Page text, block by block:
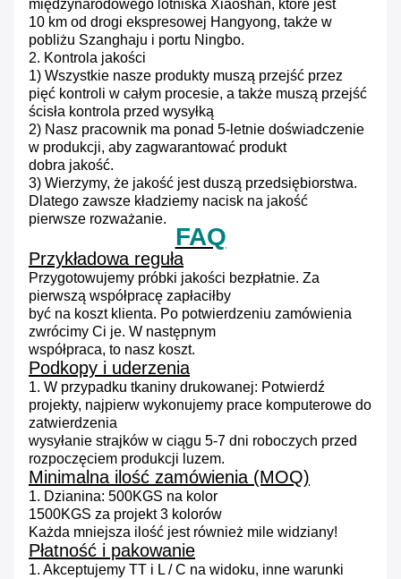
międzynarodowego lotniska Xiaoshan, które jest
10 km od drogi ekspresowej Hangyong, także w
pobliżu Szanghaju i portu Ningbo.
2. Kontrola jakości
1) Wszystkie nasze produkty muszą przejść przez
pięć kontroli w całym procesie, a także muszą przejść
ścisła kontrola przed wysyłką
2) Nasz pracownik ma ponad 5-letnie doświadczenie
w produkcji, aby zagwarantować produkt
dobra jakość.
3) Wierzymy, że jakość jest duszą przedsiębiorstwa.
Dlatego zawsze kładziemy nacisk na jakość
pierwsze rozważanie.
FAQ
Przykładowa reguła
Przygotowujemy próbki jakości bezpłatnie. Za
pierwszą współpracę zapłaciłby
być na koszt klienta. Po potwierdzeniu zamówienia
zwrócimy Ci je. W następnym
współpraca, to nasz koszt.
Podkopy i uderzenia
1. W przypadku tkaniny drukowanej: Potwierdź
projekty, najpierw wykonujemy prace komputerowe do
zatwierdzenia
wysyłanie strajków w ciągu 5-7 dni roboczych przed
rozpoczęciem produkcji luzem.
Minimalna ilość zamówienia (MOQ)
1. Dzianina: 500KGS na kolor
1500KGS za projekt 3 kolorów
Każda mniejsza ilość jest również mile widziany!
Płatność i pakowanie
1. Akceptujemy TT i L / C na widoku, inne warunki